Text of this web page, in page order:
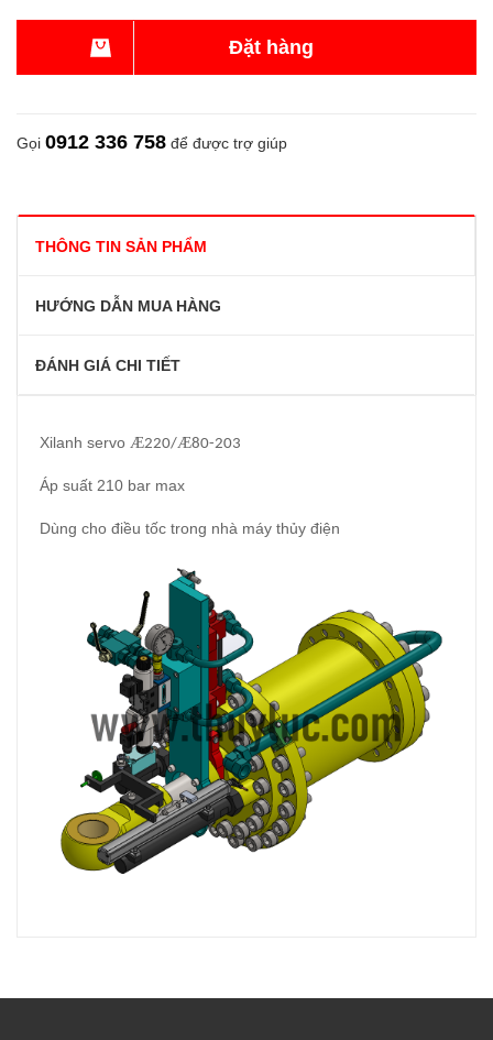
Đặt hàng
Gọi 0912 336 758 để được trợ giúp
THÔNG TIN SẢN PHẨM
HƯỚNG DẪN MUA HÀNG
ĐÁNH GIÁ CHI TIẾT
Xilanh servo Æ220/Æ80-203
Áp suất 210 bar max
Dùng cho điều tốc trong nhà máy thủy điện